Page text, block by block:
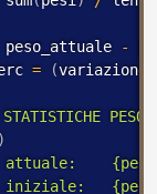
-
= (variazione
attuale:
iniziale: